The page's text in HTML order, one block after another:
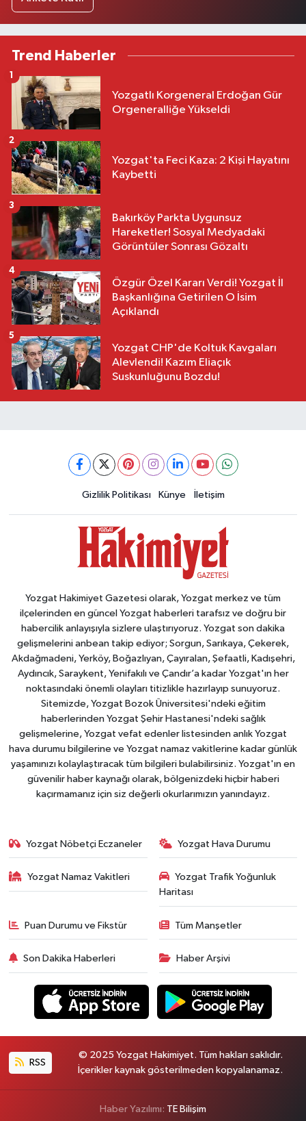
Trend Haberler
Yozgatlı Korgeneral Erdoğan Gür
Orgeneralliğe Yükseldi
1
Yozgat'ta Feci Kaza: 2 Kişi Hayatını
Kaybetti
2
Bakırköy Parkta Uygunsuz
Hareketler! Sosyal Medyadaki
Görüntüler Sonrası Gözaltı
3
Özgür Özel Kararı Verdi! Yozgat İl
Başkanlığına Getirilen O İsim
Açıklandı
4
Yozgat CHP'de Koltuk Kavgaları
Alevlendi! Kazım Eliaçık
Suskunluğunu Bozdu!
5
Gizlilik Politikası Künye İletişim
Yozgat Hakimiyet Gazetesi olarak, Yozgat merkez ve tüm
ilçelerinden en güncel Yozgat haberleri tarafsız ve doğru bir
habercilik anlayışıyla sizlere ulaştırıyoruz. Yozgat son dakika
gelişmelerini anbean takip ediyor; Sorgun, Sarıkaya, Çekerek,
Akdağmadeni, Yerköy, Boğazlıyan, Çayıralan, Şefaatli, Kadışehri,
Aydıncık, Saraykent, Yenifakılı ve Çandır’a kadar Yozgat'ın her
noktasındaki önemli olayları titizlikle hazırlayıp sunuyoruz.
Sitemizde, Yozgat Bozok Üniversitesi'ndeki eğitim
haberlerinden Yozgat Şehir Hastanesi'ndeki sağlık
gelişmelerine, Yozgat vefat edenler listesinden anlık Yozgat
hava durumu bilgilerine ve Yozgat namaz vakitlerine kadar günlük
yaşamınızı kolaylaştıracak tüm bilgileri bulabilirsiniz. Yozgat'ın en
güvenilir haber kaynağı olarak, bölgenizdeki hiçbir haberi
kaçırmamanız için siz değerli okurlarımızın yanındayız.
Yozgat Nöbetçi Eczaneler Yozgat Hava Durumu
Yozgat Namaz Vakitleri
Yozgat Trafik Yoğunluk
Haritası
Puan Durumu ve Fikstür Tüm Manşetler
Son Dakika Haberleri Haber Arşivi
RSS
© 2025 Yozgat Hakimiyet. Tüm hakları saklıdır.
İçerikler kaynak gösterilmeden kopyalanamaz.
Haber Yazılımı: TE Bilişim